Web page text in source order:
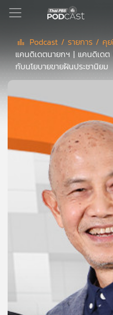
Podcast
เพล
แนะนำ
บทความ
Podcast / รายการ / คุ
แคนดิเดตนายกฯ | แคนดิเด
กับนโยบายขายฝันประชานิยม